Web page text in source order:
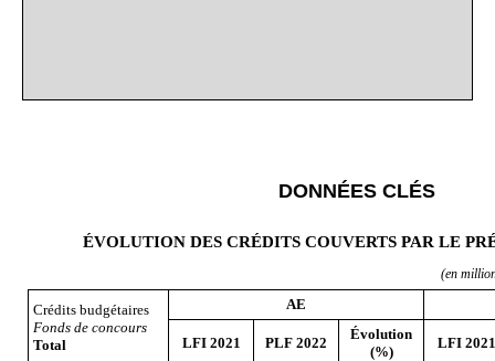
DONNÉES CLÉS
ÉVOLUTION DES CRÉDITS COUVERTS PAR LE
(en
Crédits budgétaires
Fonds de concours
Total
AE
LFI 2021 PLF 2022
Évolution
(%)
LFI 2021